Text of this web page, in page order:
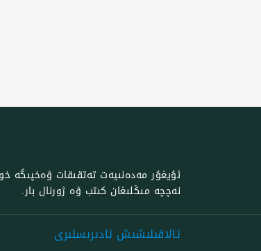
ئۇيغۇر مەدەنىيەت تەتقىقات ۋەخپىگە
نەچچە مىڭلىغان كىتب ۋە ژورنال بار.
ئالاقىلىشىش ئادىرىسلىرى